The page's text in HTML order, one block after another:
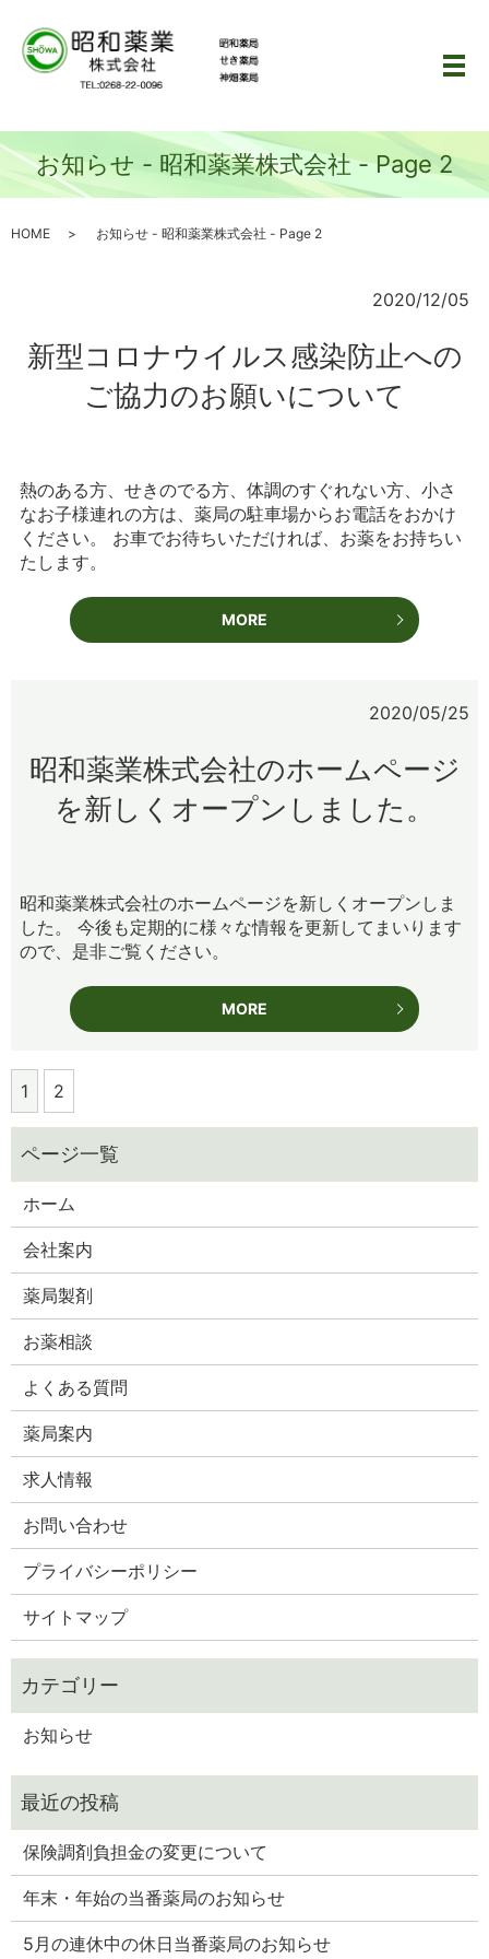
メ
お知らせ - 昭和薬業株式会社 - Page 2
HOME お知らせ - 昭和薬業株式会社 - Page 2
2020/12/05
新型コロナウイルス感染防止への
ご協力のお願いについて
熱のある方、せきのでる方、体調のすぐれない方、小さ
なお子様連れの方は、薬局の駐車場からお電話をおかけ
ください。 お車でお待ちいただければ、お薬をお持ちい
たします。
MORE
2020/05/25
昭和薬業株式会社のホームページ
を新しくオープンしました。
昭和薬業株式会社のホームページを新しくオープンしま
した。 今後も定期的に様々な情報を更新してまいります
ので、是非ご覧ください。
MORE
1 2
ホーム
会社案内
薬局製剤
お薬相談
よくある質問
薬局案内
求人情報
お問い合わせ
プライバシーポリシー
サイトマップ
お知らせ
保険調剤負担金の変更について
年末・年始の当番薬局のお知らせ
5月の連休中の休日当番薬局のお知らせ